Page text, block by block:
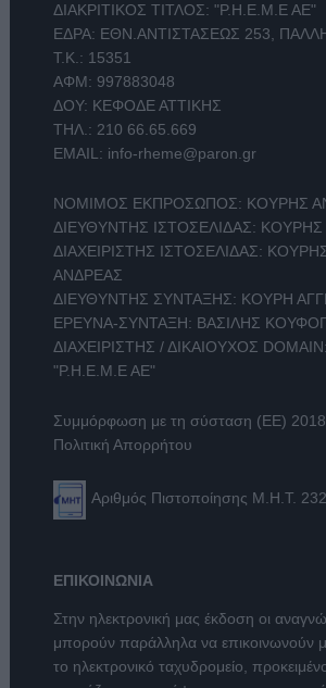
ΔΙΑΚΡΙΤΙΚΟΣ ΤΙΤΛΟΣ: "Ρ.Η.Ε.Μ.Ε ΑΕ"
ΕΔΡΑ: ΕΘΝ.ΑΝΤΙΣΤΑΣΕΩΣ 253,
Τ.Κ.: 15351
ΑΦΜ: 997883048
ΔΟΥ: ΚΕΦΟΔΕ ΑΤΤΙΚΗΣ
ΤΗΛ.: 210 66.65.669
EMAIL: info-rheme@paron.gr
ΝΟΜΙΜΟΣ ΕΚΠΡΟΣΩΠΟΣ: ΚΟΥΡΗΣ
ΔΙΕΥΘΥΝΤΗΣ ΙΣΤΟΣΕΛΙΔΑΣ:
ΔΙΑΧΕΙΡΙΣΤΗΣ ΙΣΤΟΣΕΛΙΔΑΣ:
ΑΝΔΡΕΑΣ
ΔΙΕΥΘΥΝΤΗΣ ΣΥΝΤΑΞΗΣ: ΚΟΥΡΗ
ΕΡΕΥΝΑ-ΣΥΝΤΑΞΗ: ΒΑΣΙΛΗΣ
ΔΙΑΧΕΙΡΙΣΤΗΣ / ΔΙΚΑΙΟΥΧΟΣ DOMAIN:
"Ρ.Η.Ε.Μ.Ε ΑΕ"
Συμμόρφωση με τη σύσταση (ΕΕ)
Πολιτική Απορρήτου
Αριθμός Πιστοποίησης Μ.Η.Τ.
ΕΠΙΚΟΙΝΩΝΙΑ
Στην ηλεκτρονική μας έκδοση οι
μπορούν παράλληλα να επικοινωνούν
το ηλεκτρονικό ταχυδρομείο,